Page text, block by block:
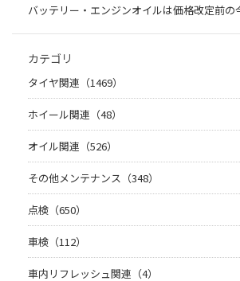
バッテリー・エンジンオイルは価格改定前の
カテゴリ
タイヤ関連（1469）
ホイール関連（48）
オイル関連（526）
その他メンテナンス（348）
点検（650）
車検（112）
車内リフレッシュ関連（4）